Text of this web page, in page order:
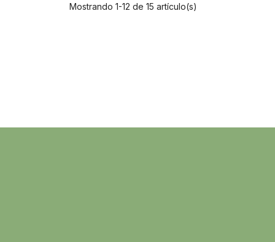
Mostrando 1-12 de 15 artículo(s)